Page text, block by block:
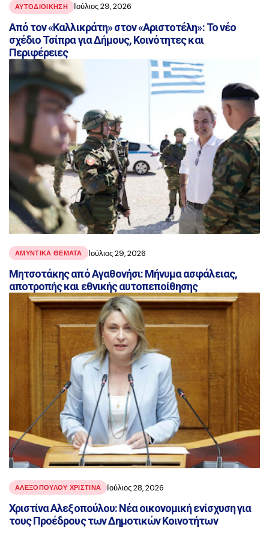
ΑΥΤΟΔΙΟΙΚΗΣΗ Ιούλιος 29, 2026
Από τον «Καλλικράτη» στον «Αριστοτέλη»: Το νέο
σχέδιο Τσίπρα για Δήμους, Κοινότητες και
Περιφέρειες
ΑΜΥΝΤΙΚΑ ΘΕΜΑΤΑ Ιούλιος 29, 2026
Μητσοτάκης από Αγαθονήσι: Μήνυμα ασφάλειας,
αποτροπής και εθνικής αυτοπεποίθησης
ΑΛΕΞΟΠΟΥΛΟΥ ΧΡΙΣΤΙΝΑ Ιούλιος 28, 2026
Χριστίνα Αλεξοπούλου: Νέα οικονομική ενίσχυση για
τους Προέδρους των Δημοτικών Κοινοτήτων